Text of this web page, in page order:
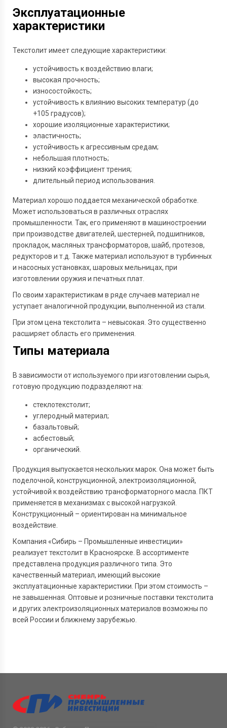
Эксплуатационные
характеристики
Текстолит имеет следующие характеристики:
устойчивость к воздействию влаги;
высокая прочность;
износостойкость;
устойчивость к влиянию высоких температур (до
+105 градусов);
хорошие изоляционные характеристики;
эластичность;
устойчивость к агрессивным средам;
небольшая плотность;
низкий коэффициент трения;
длительный период использования.
Материал хорошо поддается механической обработке.
Может использоваться в различных отраслях
промышленности. Так, его применяют в машиностроении
при производстве двигателей, шестерней, подшипников,
прокладок, масляных трансформаторов, шайб, протезов,
редукторов и т.д. Также материал используют в турбинных
и насосных установках, шаровых мельницах, при
изготовлении оружия и печатных плат.
По своим характеристикам в ряде случаев материал не
уступает аналогичной продукции, выполненной из стали.
При этом цена текстолита – невысокая. Это существенно
расширяет область его применения.
Типы материала
В зависимости от используемого при изготовлении сырья,
готовую продукцию подразделяют на:
стеклотекстолит;
углеродный материал;
базальтовый;
асбестовый;
органический.
Продукция выпускается нескольких марок. Она может быть
поделочной, конструкционной, электроизоляционной,
устойчивой к воздействию трансформаторного масла. ПКТ
применяется в механизмах с высокой нагрузкой.
Конструкционный – ориентирован на минимальное
воздействие.
Компания «Сибирь – Промышленные инвестиции»
реализует текстолит в Красноярске. В ассортименте
представлена продукция различного типа. Это
качественный материал, имеющий высокие
эксплуатационные характеристики. При этом стоимость –
не завышенная. Оптовые и розничные поставки текстолита
и других электроизоляционных материалов возможны по
всей России и ближнему зарубежью.